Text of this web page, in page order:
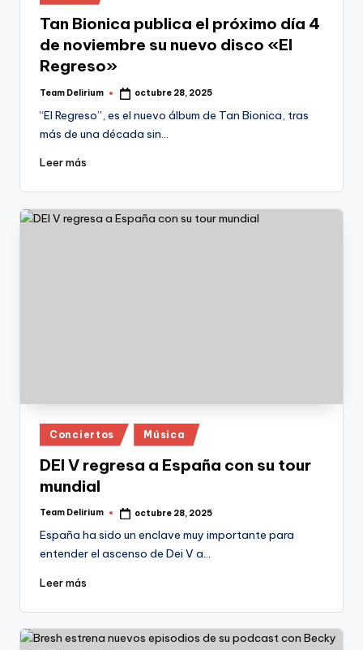
en
Tan Bionica publica el próximo día 4
de noviembre su nuevo disco «El
Regreso»
Publicado
Team Delirium octubre 28, 2025
“El Regreso”, es el nuevo álbum de Tan Bionica, tras
más de una década sin…
Leer más
Publicado
en
Conciertos Música
DEI V regresa a España con su tour
mundial
Publicado
Team Delirium octubre 28, 2025
España ha sido un enclave muy importante para
entender el ascenso de Dei V a…
Leer más